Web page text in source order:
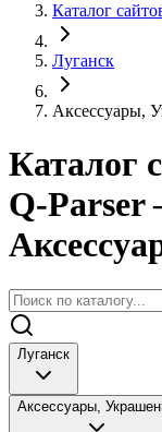
Каталог
Луганск
Аксессуары,
Каталог
Q-Parser
Луганск
Аксессуары,